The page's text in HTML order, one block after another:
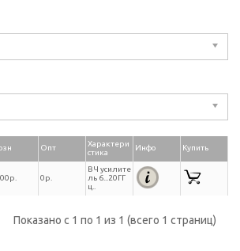
Опт
Характери
стика
Инфо Купить
0р.
ВЧ усилите
ль 6...20ГГ
ц..
Показано с 1 по 1 из 1 (всего 1 страниц)